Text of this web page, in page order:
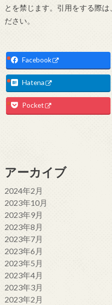
とを禁じます。引用をする際
ださい。
Facebook
Hatena
Pocket
アーカイブ
2024年2月
2023年10月
2023年9月
2023年8月
2023年7月
2023年6月
2023年5月
2023年4月
2023年3月
2023年2月